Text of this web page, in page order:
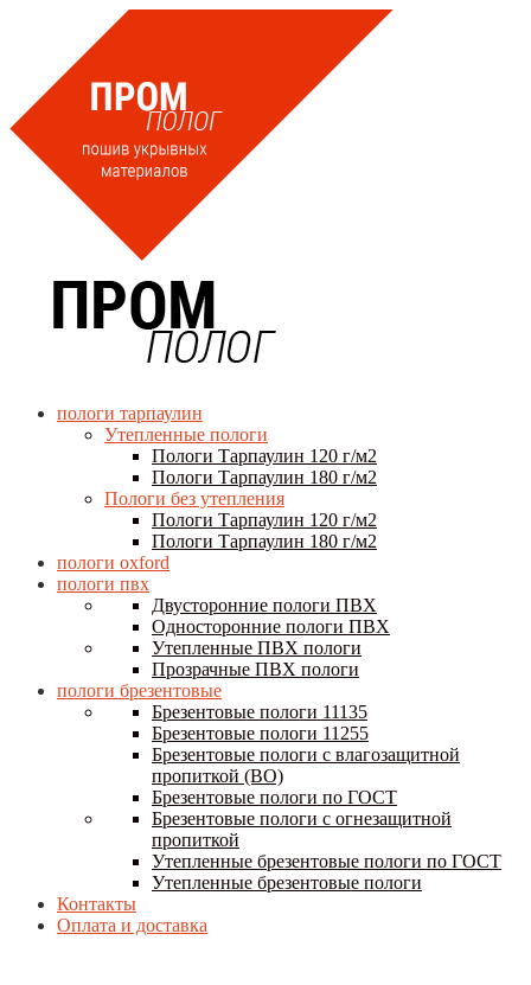
пологи тарпаулин
Утепленные пологи
Пологи Тарпаулин 120 г/м2
Пологи Тарпаулин 180 г/м2
Пологи без утепления
Пологи Тарпаулин 120 г/м2
Пологи Тарпаулин 180 г/м2
пологи oxford
пологи пвх
Двусторонние пологи ПВХ
Односторонние пологи ПВХ
Утепленные ПВХ пологи
Прозрачные ПВХ пологи
пологи брезентовые
Брезентовые пологи 11135
Брезентовые пологи 11255
Брезентовые пологи с влагозащитной
пропиткой (ВО)
Брезентовые пологи по ГОСТ
Брезентовые пологи с огнезащитной
пропиткой
Утепленные брезентовые пологи по ГОСТ
Утепленные брезентовые пологи
Контакты
Оплата и доставка